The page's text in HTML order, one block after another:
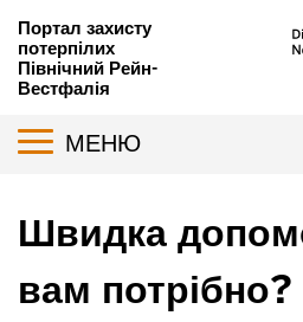
до
основного
вмісту
Портал захисту
потерпілих
Північний Рейн-
Вестфалія
Toggle navigation
МЕНЮ
Швидка
вам потрібно?